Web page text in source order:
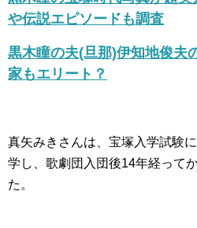
や伝説エピソードも調査
黒木瞳の夫(旦那)伊知地俊夫
家もエリート？
真矢みきさんは、宝塚入学試験
学し、歌劇団入団後14年経って
た。